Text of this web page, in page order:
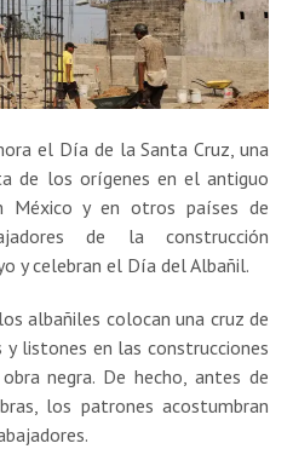
el Día de la Santa Cruz, una
de los orígenes en el antiguo
México y en otros países de
de la construcción
y celebran el Día del Albañil.
albañiles colocan una cruz de
listones en las construcciones
negra. De hecho, antes de
los patrones acostumbran